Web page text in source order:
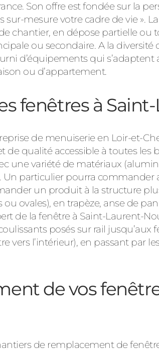
Son offre est fondée sur la
mesure votre cadre de vie ».
chantier, en dépose partielle ou
ou secondaire. A la diversité
d’équipements qui
ou d’appartement.
fenêtres à
de menuiserie en Loir-et-
qualité accessible à toutes les
une variété de matériaux
Un particulier pourra
un produit à la structure
ovales), en trapèze, anse de
de la fenêtre à Saint-Laurent-
posés sur rail jusqu’aux
vers l’intérieur), en passant par
de vos
de remplacement de